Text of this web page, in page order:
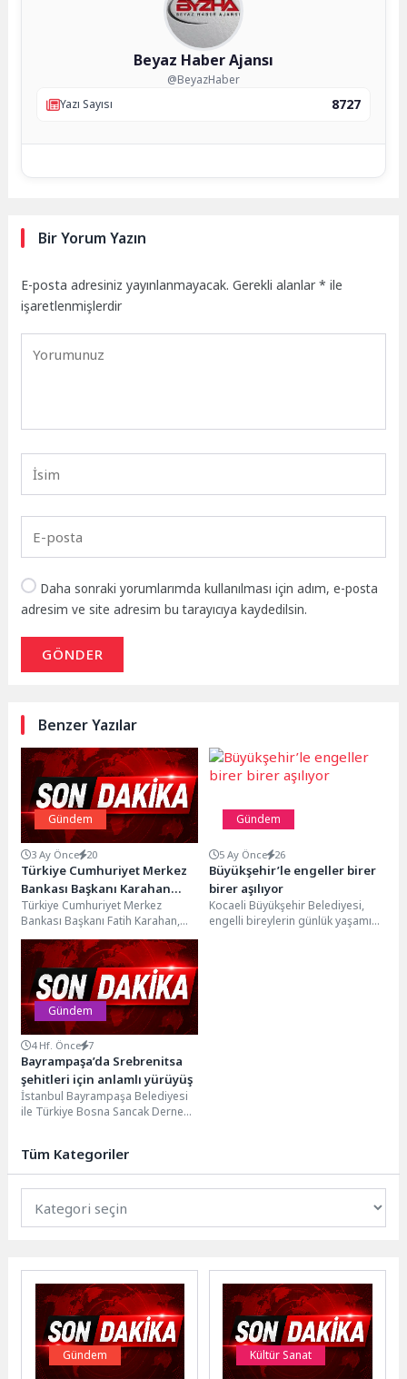
Beyaz Haber Ajansı
@BeyazHaber
Yazı Sayısı
8727
Bir Yorum Yazın
E-posta adresiniz yayınlanmayacak. Gerekli alanlar* ile
işaretlenmişlerdir
Daha sonraki yorumlarımda kullanılması için adım, e-posta
adresim ve site adresim bu tarayıcıya kaydedilsin.
GÖNDER
Benzer Yazılar
Gündem
3 Ay Önce 20
Türkiye Cumhuriyet Merkez
Bankası Başkanı Karahan
Başkan Altay’ı Ziyaret Etti
Türkiye Cumhuriyet Merkez
Bankası Başkanı Fatih Karahan,
Konya Büyükşehir Belediye
Başkanı Uğur İbrahim Altay’ı
ziyaret...
Gündem
5 Ay Önce 26
Büyükşehir’le engeller birer
birer aşılıyor
Kocaeli Büyükşehir Belediyesi,
engelli bireylerin günlük yaşamını
Gündem
4 Hf. Önce 7
Bayrampaşa’da Srebrenitsa
şehitleri için anlamlı yürüyüş
İstanbul Bayrampaşa Belediyesi
ile Türkiye Bosna Sancak Derneği
Tüm Kategoriler
Gündem Kültür Sanat